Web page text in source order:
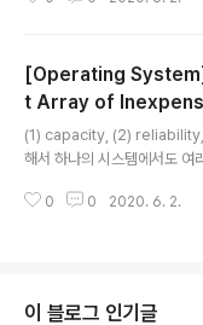
ath inode #는 유저에게 친
e name을 따로 정의하고
ode 간의 매핑에 대한 정
저장된다. 따라서 특정 파일
root inode부터 읽어야한다.
[Operating
t Array of
(1) capacity, (2)
해서 하나의 시스템에서도 여
가 존재하는 형태. 그냥 용량
참고) RAID에 "Inexpensive"
0 0 2020. 6. 2.
이 블로그 인기글